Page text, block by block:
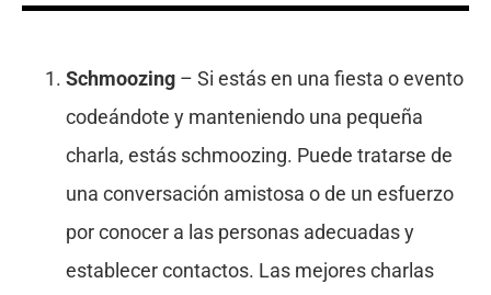
Schmoozing– Si estás en una fiesta o evento
codeándote y manteniendo una pequeña
charla, estás schmoozing. Puede tratarse de
una conversación amistosa o de un esfuerzo
por conocer a las personas adecuadas y
establecer contactos. Las mejores charlas